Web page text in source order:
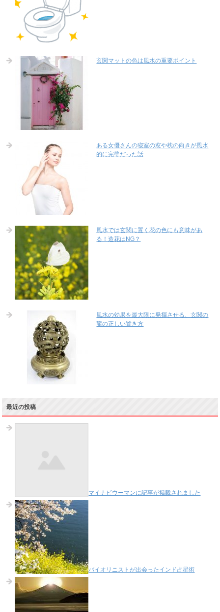
玄関マットの色は風水の重要ポイント
ある女優さんの寝室の窓や枕の向きが風水
的に完璧だった話
風水では玄関に置く花の色にも意味があ
る！造花はNG？
風水の効果を最大限に発揮させる、玄関の
龍の正しい置き方
最近の投稿
マイナビウーマンに記事が掲載されました
バイオリニストが出会ったインド占星術